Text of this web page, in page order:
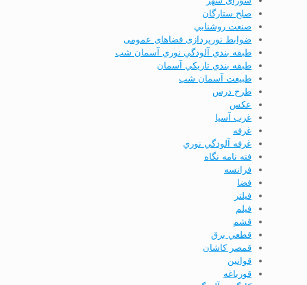
صلح ستارگان
صنعت روشنايي
ضوابط نورپردازی فضاهای عمومی
طبقه بندي آلودگي نوري آسمان شب
طبقه بندي تاريكي آسمان
طبیعت آسمان شب
طرح درس
عكس
غرب آسیا
غرفه
غرفه آلودگي نوري
فته نامه نگاه
فرانسه
فضا
فيلتر
فیلم
قشم
قطعي برق
قمصر كاشان
قوانين
قورباغه